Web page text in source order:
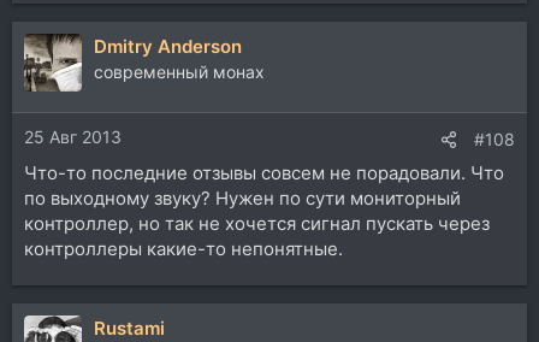
Dmitry Anderson
современный монах
25 Авг 2013 #108
Что-то последние отзывы совсем не порадовали. Что
по выходному звуку? Нужен по сути мониторный
контроллер, но так не хочется сигнал пускать через
контроллеры какие-то непонятные.
Rustami